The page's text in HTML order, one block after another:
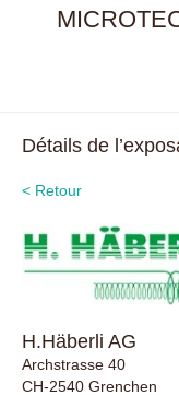
Détails de
< Retour
H.Häberli AG
Archstrasse 40
CH-2540 Grenchen